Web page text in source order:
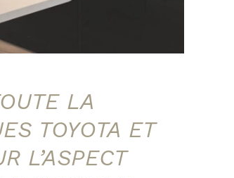
LA
TOYOTA ET
L’ASPECT